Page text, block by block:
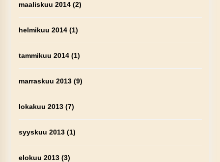
maaliskuu 2014(2)
helmikuu 2014(1)
tammikuu 2014(1)
marraskuu 2013(9)
lokakuu 2013(7)
syyskuu 2013(1)
elokuu 2013(3)